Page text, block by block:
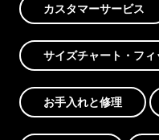
カスタマーサービス
サイズチャート・フィ
お手入れと修理